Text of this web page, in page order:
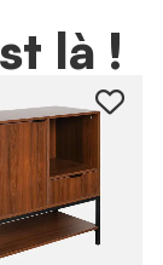
là !